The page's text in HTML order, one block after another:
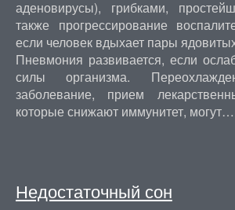
аденовирусы), грибками,
также прогрессирование
если человек вдыхает пары
Пневмония развивается, если
силы организма.
заболевание, прием
которые снижают иммунитет, могут…
Недостаточный сон